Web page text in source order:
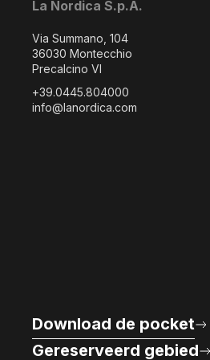
La Nordica S.p.A.
Via Summano, 104
36030 Montecchio
Precalcino VI
+39.0445.804000
info@lanordica.com
Download de pocket
Gereserveerd gebied